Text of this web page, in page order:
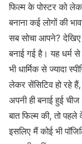
फिल्म के पोस्टर को
बनाना कई लोगों की
सब सोचा आपने? देखिए
बनाई गई है। यह धर्म से
भी धार्मिक से ज्यादा
लेकर सेंसिटिव हो रहे
अपनी ही बनाई हुई
बात फिल्म की, तो
इसलिए मैं कोई भी